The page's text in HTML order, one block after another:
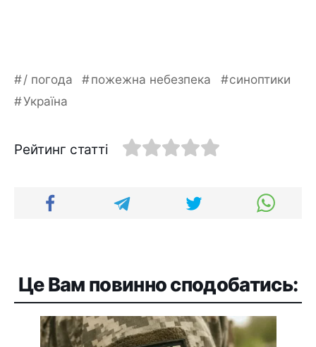
/ погода пожежна небезпека
синоптики
Україна
Рейтинг статті
Це Вам повинно сподобатись: